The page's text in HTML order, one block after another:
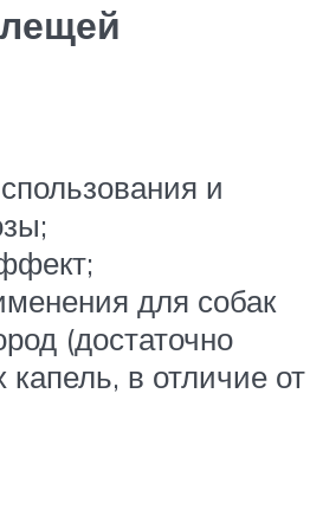
и
для собак
(достаточно
капель, в отличие от